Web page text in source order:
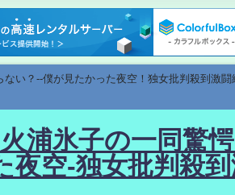
い？--僕が見たかった夜空！独女批判殺到激
浦氷子の一同驚
夜空-独女批判殺